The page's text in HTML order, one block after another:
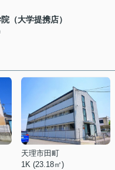
（大学提携店）
天理市田町
1K (23.18㎡)